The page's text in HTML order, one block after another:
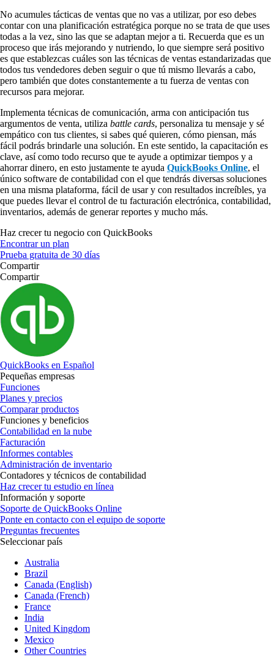
No acumules tácticas de ventas que no vas a utilizar, por eso debes
contar con una planificación estratégica porque no se trata de que uses
todas a la vez, sino las que se adaptan mejor a ti. Recuerda que es un
proceso que irás mejorando y nutriendo, lo que siempre será positivo
es que establezcas cuáles son las técnicas de ventas estandarizadas que
todos tus vendedores deben seguir o que tú mismo llevarás a cabo,
pero también que dotes constantemente a tu fuerza de ventas con
recursos para mejorar.
Implementa técnicas de comunicación, arma con anticipación tus
argumentos de venta, utiliza battle cards, personaliza tu mensaje y sé
empático con tus clientes, si sabes qué quieren, cómo piensan, más
fácil podrás brindarle una solución. En este sentido, la capacitación es
clave, así como todo recurso que te ayude a optimizar tiempos y a
ahorrar dinero, en esto justamente te ayuda QuickBooks Online, el
único software de contabilidad con el que tendrás diversas soluciones
en una misma plataforma, fácil de usar y con resultados increíbles, ya
que puedes llevar el control de tu facturación electrónica, contabilidad,
inventarios, además de generar reportes y mucho más.
Haz crecer tu negocio con QuickBooks
Encontrar un plan
Prueba gratuita de 30 días
Compartir
Compartir
QuickBooks en Español
Pequeñas empresas
Funciones
Planes y precios
Comparar productos
Funciones y beneficios
Contabilidad en la nube
Facturación
Informes contables
Administración de inventario
Contadores y técnicos de contabilidad
Haz crecer tu estudio en línea
Información y soporte
Soporte de QuickBooks Online
Ponte en contacto con el equipo de soporte
Preguntas frecuentes
Seleccionar país
Australia
Brazil
Canada (English)
Canada (French)
France
India
United Kingdom
Mexico
Other Countries